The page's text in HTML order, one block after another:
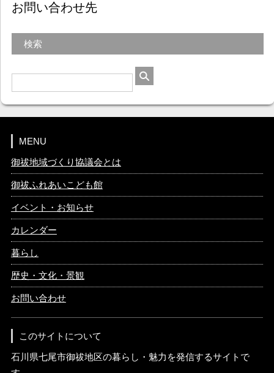
お問い合わせ先
検索
MENU
御祓地域づくり協議会とは
御祓ふれあいこども館
イベント・お知らせ
カレンダー
暮らし
歴史・文化・景観
お問い合わせ
このサイトについて
石川県七尾市御祓地区の暮らし・魅力を発信するサイトで